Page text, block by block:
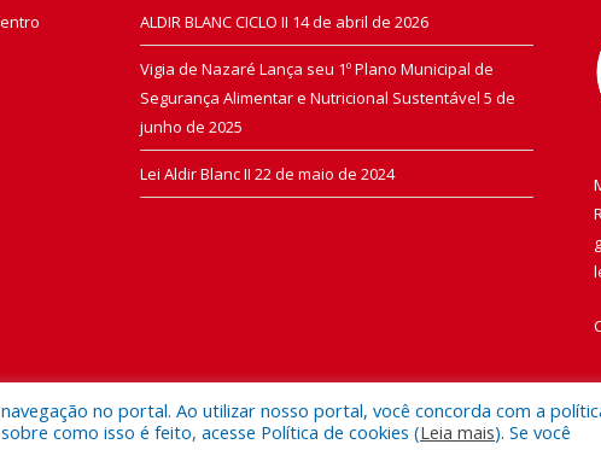
ALDIR BLANC CICLO II 14 de abril de 2026
Vigia de Nazaré Lança seu 1º Plano Municipal de
Segurança Alimentar e Nutricional Sustentável 5 de
junho de 2025
Lei Aldir Blanc II 22 de maio de 2024
no portal. Ao utilizar nosso portal, você concorda com a
como isso é feito, acesse Política de cookies (Leia mais). Se você